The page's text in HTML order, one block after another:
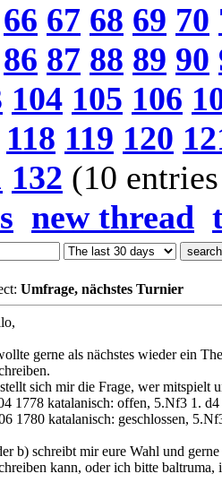
66 67 68 69 70
86 87 88 89 90
104 105 106
118 119 120
132 (10
new thread
Umfrage, nächstes Turnier
gerne als nächstes wieder ein
sich mir die Frage, wer mitspielt
1778 katalanisch: offen, 5.Nf3 1.
1780 katalanisch: geschlossen,
b) schreibt mir eure Wahl und
kann, oder ich bitte